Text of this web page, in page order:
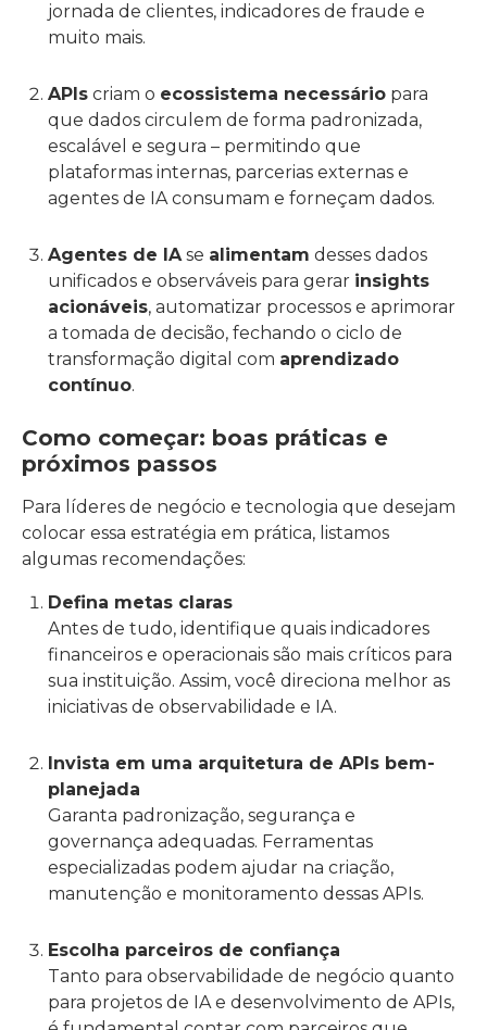
jornada de clientes, indicadores de fraude e
muito mais.
APIs criam o ecossistema necessário para
que dados circulem de forma padronizada,
escalável e segura – permitindo que
plataformas internas, parcerias externas e
agentes de IA consumam e forneçam dados.
Agentes de IAse alimentam desses dados
unificados e observáveis para gerar insights
acionáveis, automatizar processos e aprimorar
a tomada de decisão, fechando o ciclo de
transformação digital com aprendizado
contínuo.
Como começar: boas práticas e
próximos passos
Para líderes de negócio e tecnologia que desejam
colocar essa estratégia em prática, listamos
algumas recomendações:
Defina metas claras
Antes de tudo, identifique quais indicadores
financeiros e operacionais são mais críticos para
sua instituição. Assim, você direciona melhor as
iniciativas de observabilidade e IA.
Invista em uma arquitetura de APIs bem-
planejada
Garanta padronização, segurança e
governança adequadas. Ferramentas
especializadas podem ajudar na criação,
manutenção e monitoramento dessas APIs.
Escolha parceiros de confiança
Tanto para observabilidade de negócio quanto
para projetos de IA e desenvolvimento de APIs,